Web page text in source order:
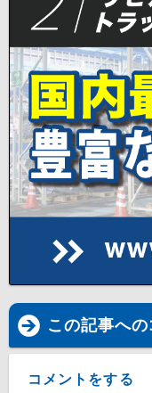
この記事への
コメントをする